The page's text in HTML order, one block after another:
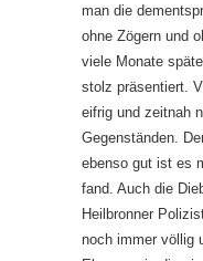
man die
ohne Zögern und
viele Monate
stolz präsentiert.
eifrig und zeitnah
Gegenständen.
ebenso gut ist es
fand. Auch die
Heilbronner
noch immer völlig